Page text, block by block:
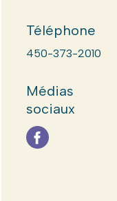
Téléphone
450-373-2010
Médias
sociaux